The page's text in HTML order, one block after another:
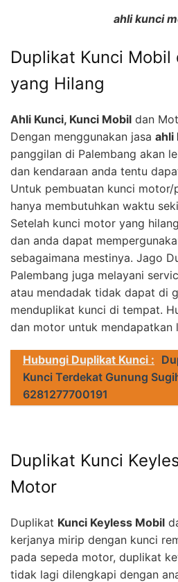
ahli kunci
Duplikat Kunci Mobil
yang Hilang
Ahli Kunci, Kunci Mobil dan
Dengan menggunakan jasa ahli
panggilan di Palembang akan
dan kendaraan anda tentu
Untuk pembuatan kunci
hanya membutuhkan waktu
Setelah kunci motor yang
dan anda dapat
sebagaimana mestinya. Jago
Palembang juga melayani
atau mendadak tidak dapat di
menduplikat kunci di tempat.
dan motor untuk mendapatkan
Hubungi Duplikat Kunci :
Kunci Terdekat Gunung
6281277700191
Duplikat Kunci
Motor
Duplikat Kunci Keyless Mobil
kerjanya mirip dengan kunci
pada sepeda motor, duplikat
tidak lagi dilengkapi dengan